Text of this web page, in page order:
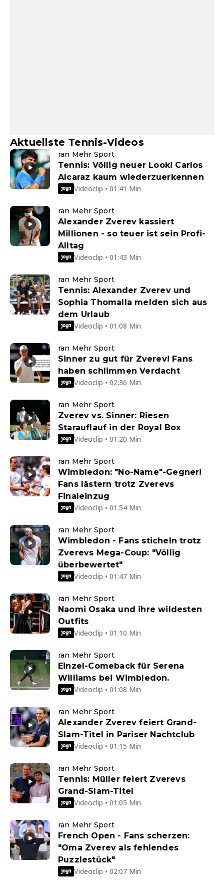
Aktuellste Tennis-Videos
ran Mehr Sport
Tennis: Völlig neuer Look! Carlos
Alcaraz kaum wiederzuerkennen
Videoclip • 01:41 Min
ran Mehr Sport
Alexander Zverev kassiert
Millionen - so teuer ist sein Profi-
Alltag
Videoclip • 01:43 Min
ran Mehr Sport
Tennis: Alexander Zverev und
Sophia Thomalla melden sich aus
dem Urlaub
Videoclip • 01:08 Min
ran Mehr Sport
Sinner zu gut für Zverev! Fans
haben schlimmen Verdacht
Videoclip • 02:36 Min
ran Mehr Sport
Zverev vs. Sinner: Riesen
Starauflauf in der Royal Box
Videoclip • 01:20 Min
ran Mehr Sport
Wimbledon: "No-Name"-Gegner!
Fans lästern trotz Zverevs
Finaleinzug
Videoclip • 01:54 Min
ran Mehr Sport
Wimbledon - Fans sticheln trotz
Zverevs Mega-Coup: "Völlig
überbewertet"
Videoclip • 01:47 Min
ran Mehr Sport
Naomi Osaka und ihre wildesten
Outfits
Videoclip • 01:10 Min
ran Mehr Sport
Einzel-Comeback für Serena
Williams bei Wimbledon.
Videoclip • 01:08 Min
ran Mehr Sport
Alexander Zverev feiert Grand-
Slam-Titel in Pariser Nachtclub
Videoclip • 01:15 Min
ran Mehr Sport
Tennis: Müller feiert Zverevs
Grand-Slam-Titel
Videoclip • 01:05 Min
ran Mehr Sport
French Open - Fans scherzen:
"Oma Zverev als fehlendes
Puzzlestück"
Videoclip • 02:07 Min